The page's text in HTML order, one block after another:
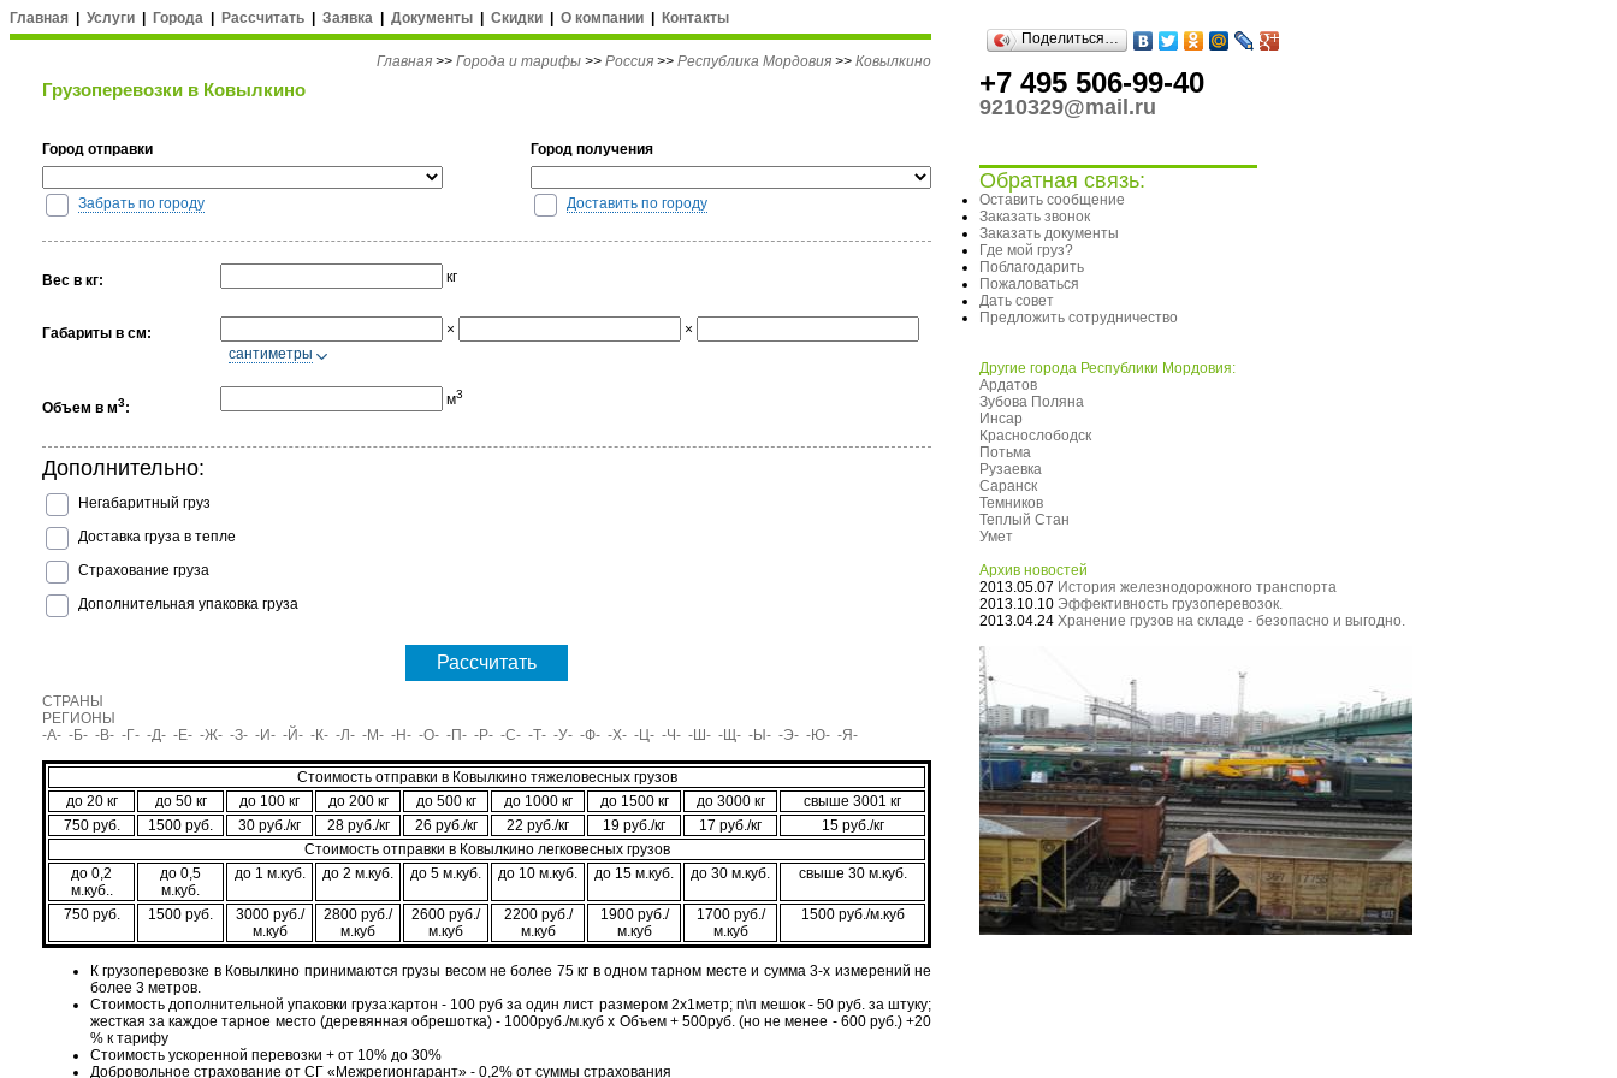
Главная Услуги Города Рассчитать Заявка Документы Скидки О компании Контакты
Главная >> Города и тарифы >> Россия >> Республика Мордовия >> Ковылкино
Грузоперевозки в Ковылкино
Город отправки
Забрать по городу
Город получения
Доставить по городу
Вес в кг: кг
Габариты в см: ×
×
cантиметры
Объем в м3: м3
Дополнительно:
Негабаритный груз
Доставка груза в тепле
Страхование груза
Дополнительная упаковка груза
Рассчитать
СТРАНЫ
РЕГИОНЫ
-А- -Б- -В- -Г- -Д- -Е- -Ж- -З- -И- -Й- -К- -Л- -М- -Н- -О- -П- -Р- -С- -Т- -У- -Ф- -Х- -Ц- -Ч- -Ш- -Щ- -Ы- -Э- -Ю- -Я-
Стоимость отправки в Ковылкино тяжеловесных грузов
до 20 кг
до 50 кг до 100 кг до 200 кг до 500 кг до 1000 кг до 1500 кг до 3000 кг
свыше 3001 кг
750 руб.
1500 руб. 30 руб./кг 28 руб./кг 26 руб./кг 22 руб./кг 19 руб./кг 17 руб./кг
15 руб./кг
Стоимость отправки в Ковылкино легковесных грузов
до 0,2
м.куб..
до 0,5
м.куб.
до 1 м.куб. до 2 м.куб. до 5 м.куб. до 10 м.куб. до 15 м.куб. до 30 м.куб. свыше 30 м.куб.
750 руб. 1500 руб.
3000 руб./
м.куб
2800 руб./
м.куб
2600 руб./
м.куб
2200 руб./
м.куб
1900 руб./
м.куб
1700 руб./
м.куб
1500 руб./м.куб
К грузоперевозке в Ковылкино принимаются грузы весом не более 75 кг в одном тарном месте и сумма 3-х измерений не
более 3 метров.
Стоимость дополнительной упаковки груза:картон - 100 руб за один лист размером 2х1метр; п\п мешок - 50 руб. за штуку;
жесткая за каждое тарное место (деревянная обрешотка) - 1000руб./м.куб х Объем + 500руб. (но не менее - 600 руб.) +20
% к тарифу
Стоимость ускоренной перевозки + от 10% до 30%
Добровольное страхование от СГ «Межрегионгарант» - 0,2% от суммы страхования
Поделиться…
+7 495 506-99-40
9210329@mail.ru
Обратная связь:
Оставить сообщение
Заказать звонок
Заказать документы
Где мой груз?
Поблагодарить
Пожаловаться
Дать совет
Предложить сотрудничество
Другие города Республики Мордовия:
Ардатов
Зубова Поляна
Инсар
Краснослободск
Потьма
Рузаевка
Саранск
Темников
Теплый Стан
Умет
Архив новостей
2013.05.07 История железнодорожного транспорта
2013.10.10 Эффективность грузоперевозок.
2013.04.24 Хранение грузов на складе - безопасно и выгодно.